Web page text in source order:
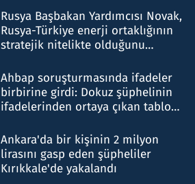
Rusya Başbakan Yardımcısı Novak,
Rusya-Türkiye enerji ortaklığının
stratejik nitelikte olduğunu
Ahbap soruşturmasında ifadeler
birbirine girdi: Dokuz şüphelinin
ifadelerinden ortaya çıkan tablo
Ankara'da bir kişinin 2 milyon
lirasını gasp eden şüpheliler
Kırıkkale'de yakalandı